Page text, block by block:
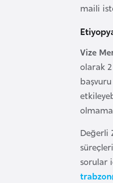
maili
Vize
olarak
Değerli
sorular